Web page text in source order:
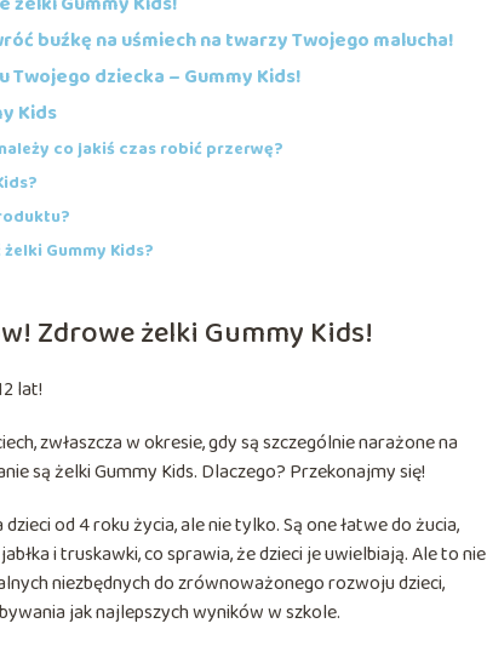
buźkę na uśmiech na twarzy Twojego malucha!
dziecka – Gummy Kids!
Kids
co jakiś czas robić przerwę?
Gummy Kids?
Zdrowe żelki Gummy Kids!
lat!
zwłaszcza w okresie, gdy są szczególnie narażone na
są żelki Gummy Kids. Dlaczego? Przekonajmy się!
od 4 roku życia, ale nie tylko. Są one łatwe do żucia,
i truskawki, co sprawia, że dzieci je uwielbiają. Ale to nie
niezbędnych do zrównoważonego rozwoju dzieci,
jak najlepszych wyników w szkole.